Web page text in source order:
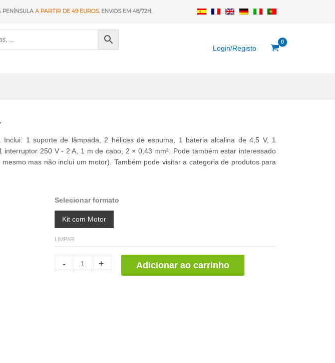
A PARTIR DE 49 EUROS. ENVIOS EM 48/72H.
Login/Registo
Inclui: 1 suporte de lâmpada, 2 hélices de espuma, 1 bateria alcalina de 4,5 V, 1
interruptor 250 V - 2 A, 1 m de cabo, 2 × 0,43 mm². Pode também estar interessado
mesmo mas não inclui um motor). Também pode visitar a categoria de produtos para
Selecionar formato
Kit com Motor
LIMPAR
-
Escolar
+ Adicionar ao carrinho